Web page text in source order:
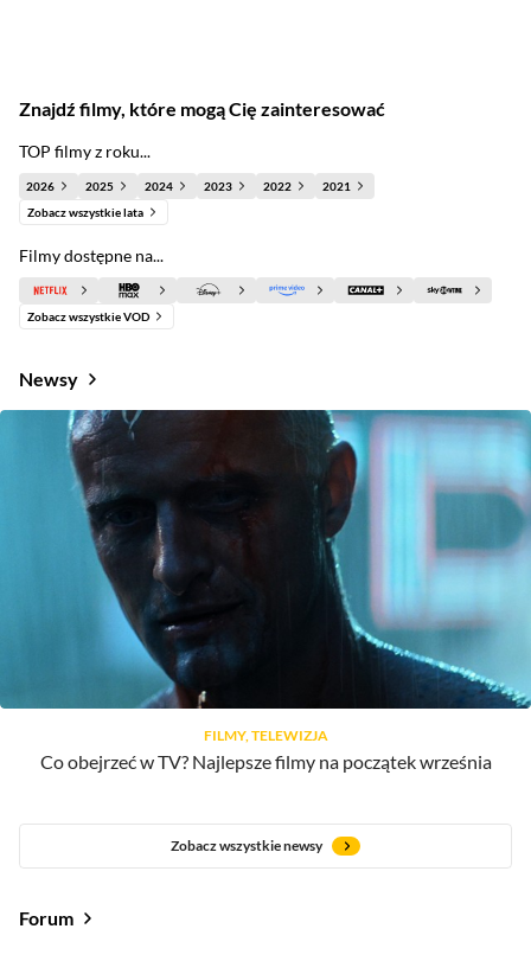
Znajdź filmy, które mogą Cię zainteresować
TOP filmy z roku...
2026 2025 2024 2023 2022
2021
Zobacz wszystkie lata
Filmy dostępne na...
Zobacz wszystkie VOD
Newsy
FILMY, TELEWIZJA
Co obejrzeć w TV? Najlepsze filmy na początek września
Zobacz wszystkie newsy
Forum